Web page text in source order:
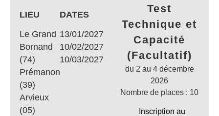
LIEU
Le Grand
Bornand
(74)
Prémanon
(39)
Arvieux
(05)
DATES
13/01/2027
10/02/2027
10/03/2027
Test
Technique et
Capacité
(Facultatif)
du 2 au 4 décembre
2026
Nombre de places : 10
Inscription au